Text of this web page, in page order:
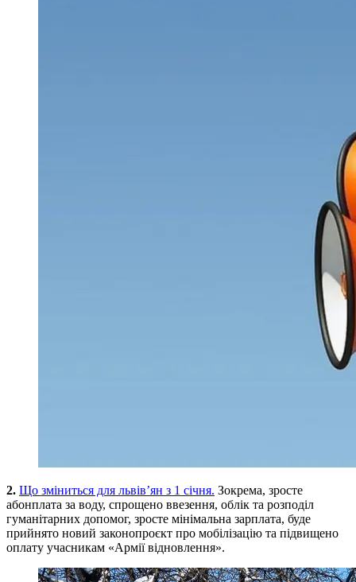
2. Що зміниться для львів’ян з 1 січня. Зокрема, зросте
абонплата за воду, спрощено ввезення, облік та розподіл
гуманітарних допомог, зросте мінімальна зарплата, буде
прийнято новий законопроєкт про мобілізацію та підвищено
оплату учасникам «Армії відновлення».